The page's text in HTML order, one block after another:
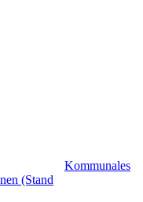
Kommunales
(Stand